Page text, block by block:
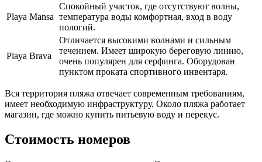
Playa Mansa
Спокойный участок, где отсутствуют волны,
температура воды комфортная, вход в воду
пологий.
Playa Brava
Отличается высокими волнами и сильным
течением. Имеет широкую береговую линию,
очень популярен для серфинга. Оборудован
пунктом проката спортивного инвентаря.
Вся территория пляжа отвечает современным требованиям,
имеет необходимую инфраструктуру. Около пляжа работает
магазин, где можно купить питьевую воду и перекус.
Стоимость номеров